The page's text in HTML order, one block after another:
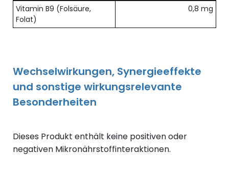
Übersicht der enthaltenen Nährstoffe pro Dosis
Vitamin B9 (Folsäure,
Folat)
0,8 mg
Wechselwirkungen, Synergieeffekte
und sonstige wirkungsrelevante
Besonderheiten
Dieses Produkt enthält keine positiven oder
negativen Mikronährstoffinteraktionen.